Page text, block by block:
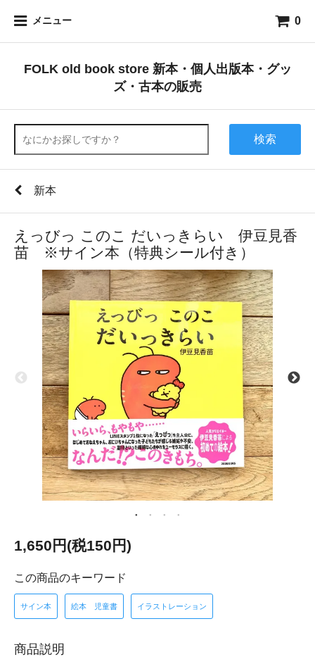
メニュー 0
FOLK old book store 新本・個人出版本・グッ
ズ・古本の販売
検索
新本
えっびっ このこ だいっきらい 伊豆見香
苗 ※サイン本（特典シール付き）
1,650円(税150円)
この商品のキーワード
サイン本 絵本 児童書 イラストレーション
商品説明